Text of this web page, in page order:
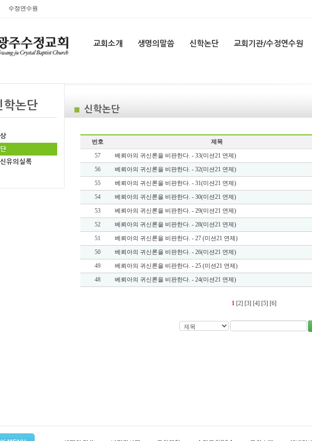
수정연수원
교회소개 생명의말씀 신학논단 교회기관/수정연수원
학논단
유의실록
신학논단
번호 제목
57
베뢰아의 귀신론을 비판한다. - 33(미션21 연제)
56
베뢰아의 귀신론을 비판한다. - 32(미션21 연제)
55
베뢰아의 귀신론을 비판한다. - 31(미션21 연제)
54
베뢰아의 귀신론을 비판한다. - 30(미션21 연제)
53
베뢰아의 귀신론을 비판한다. - 29(미션21 연제)
52
베뢰아의 귀신론을 비판한다. - 28(미션21 연제)
51
베뢰아의 귀신론을 비판한다. - 27 (미션21 연제)
50
베뢰아의 귀신론을 비판한다. - 26(미션21 연제)
49
베뢰아의 귀신론을 비판한다. - 25 (미션21 연제)
48
베뢰아의 귀신론을 비판한다. - 24(미션21 연제)
1 [2] [3] [4] [5] [6]